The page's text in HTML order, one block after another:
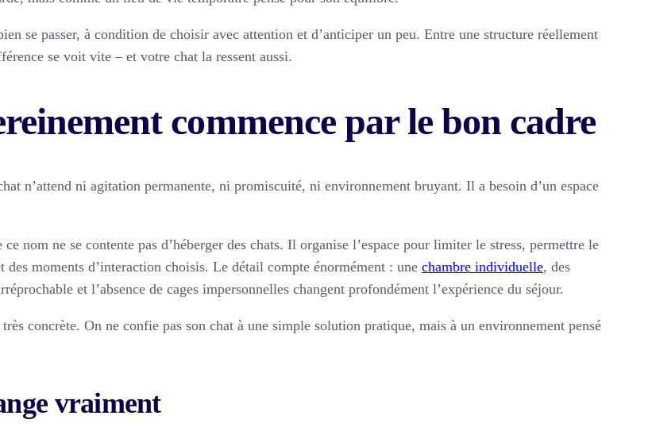
se passer, à condition de choisir avec attention et d’anticiper un peu. Entre une structure réellement
se voit vite – et votre chat la ressent aussi.
commence par le bon cadre
n’attend ni agitation permanente, ni promiscuité, ni environnement bruyant. Il a besoin d’un espace
nom ne se contente pas d’héberger des chats. Il organise l’espace pour limiter le stress, permettre le
des moments d’interaction choisis. Le détail compte énormément : une chambre individuelle, des
et l’absence de cages impersonnelles changent profondément l’expérience du séjour.
concrète. On ne confie pas son chat à une simple solution pratique, mais à un environnement pensé
vraiment